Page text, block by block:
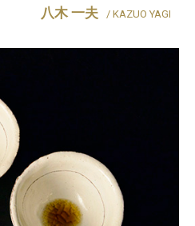
八木 一夫 / KAZUO YAGI